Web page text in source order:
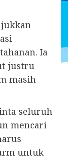
Ia
justru
masih
seluruh
mencari
untuk